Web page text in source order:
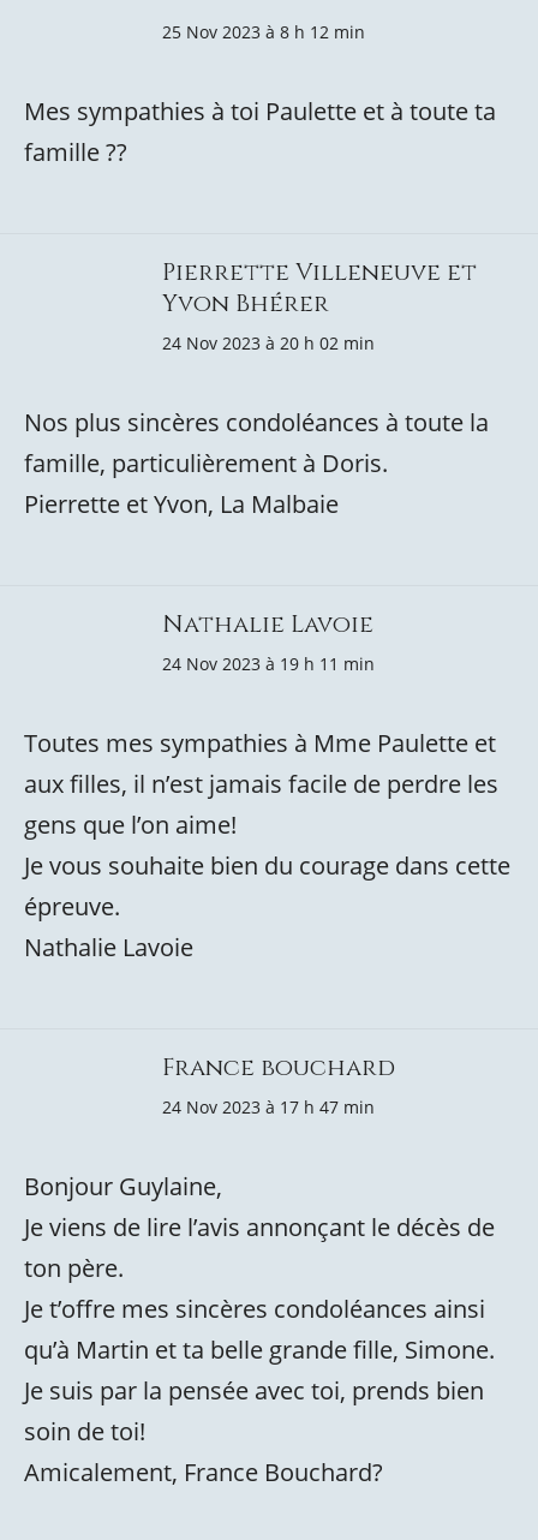
25 Nov 2023 à 8 h 12 min
Mes sympathies à toi Paulette et à toute ta
famille ??
Pierrette Villeneuve et
Yvon Bhérer
24 Nov 2023 à 20 h 02 min
Nos plus sincères condoléances à toute la
famille, particulièrement à Doris.
Pierrette et Yvon, La Malbaie
Nathalie Lavoie
24 Nov 2023 à 19 h 11 min
Toutes mes sympathies à Mme Paulette et
aux filles, il n’est jamais facile de perdre les
gens que l’on aime!
Je vous souhaite bien du courage dans cette
épreuve.
Nathalie Lavoie
France bouchard
24 Nov 2023 à 17 h 47 min
Bonjour Guylaine,
Je viens de lire l’avis annonçant le décès de
ton père.
Je t’offre mes sincères condoléances ainsi
qu’à Martin et ta belle grande fille, Simone.
Je suis par la pensée avec toi, prends bien
soin de toi!
Amicalement, France Bouchard?